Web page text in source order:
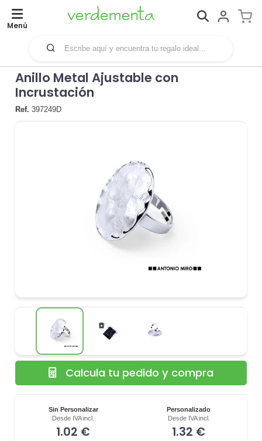
Menú
Anillo Metal Ajustable con
Incrustación
Ref. 397249D
Sin Personalizar
Desde IVA incl.
1.02 €
Personalizado
Desde IVA incl.
1.32 €
Calcula tu pedido y compra